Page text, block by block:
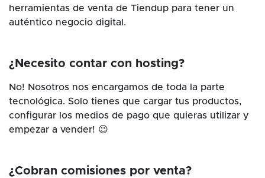
herramientas de venta de Tiendup para tener un
auténtico negocio digital.
¿Necesito contar con hosting?
No! Nosotros nos encargamos de toda la parte
tecnológica. Solo tienes que cargar tus productos,
configurar los medios de pago que quieras utilizar y
empezar a vender! 😉
¿Cobran comisiones por venta?